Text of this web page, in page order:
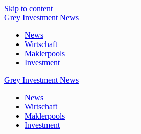
Skip to content
Grey Investment News
News
Wirtschaft
Maklerpools
Investment
Grey Investment News
News
Wirtschaft
Maklerpools
Investment